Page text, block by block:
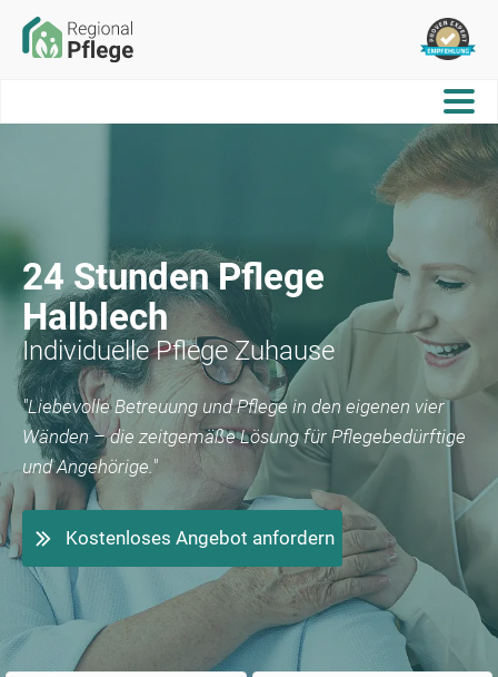
24 Stunden Pflege
Halblech
Individuelle Pflege Zuhause
"Liebevolle Betreuung und Pflege in den eigenen vier
Wänden – die zeitgemäße Lösung für Pflegebedürftige
und Angehörige."
Kostenloses Angebot anfordern